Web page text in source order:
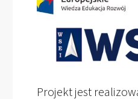
Projekt jest